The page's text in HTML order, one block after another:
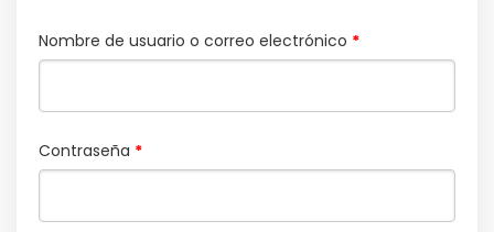
Nombre de usuario o correo electrónico *Obligatorio
Contraseña *Obligatorio